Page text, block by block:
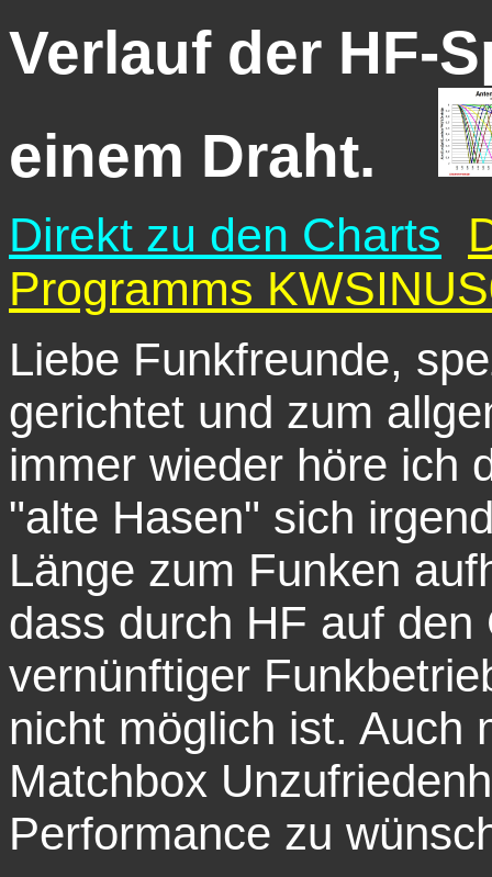
Verlauf der HF-
einem Draht.
Direkt zu den Charts
Programms
Liebe Funkfreunde,
gerichtet und zum
immer wieder höre ich
"alte Hasen" sich
Länge zum Funken
dass durch HF auf
vernünftiger
nicht möglich ist. Auch
Matchbox
Performance zu